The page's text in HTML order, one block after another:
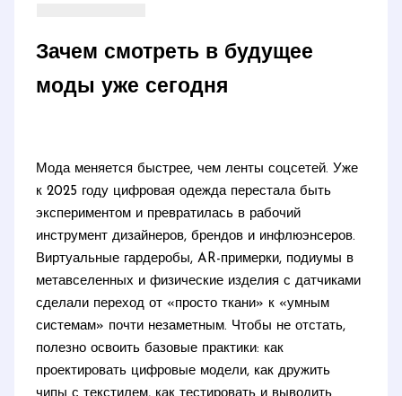
Зачем смотреть в будущее
моды уже сегодня
Мода меняется быстрее, чем ленты соцсетей. Уже
к 2025 году цифровая одежда перестала быть
экспериментом и превратилась в рабочий
инструмент дизайнеров, брендов и инфлюэнсеров.
Виртуальные гардеробы, AR-примерки, подиумы в
метавселенных и физические изделия с датчиками
сделали переход от «просто ткани» к «умным
системам» почти незаметным. Чтобы не отстать,
полезно освоить базовые практики: как
проектировать цифровые модели, как дружить